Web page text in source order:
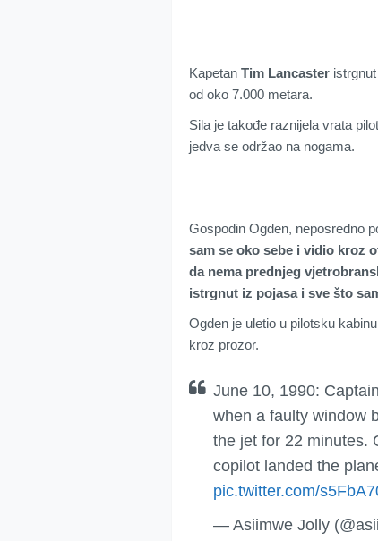
Kapetan Tim Lancaster
od oko 7.000 metara.
Sila je takođe raznijela vrata
jedva se održao na nogama.
Gospodin Ogden, neposredno
sam se oko sebe i vidio kroz
da nema prednjeg
istrgnut iz pojasa i sve što
Ogden je uletio u pilotsku
kroz prozor.
June 10, 1990:
when a faulty window
the jet for 22 minutes.
copilot landed the
pic.twitter.com/
— Asiimwe Jolly